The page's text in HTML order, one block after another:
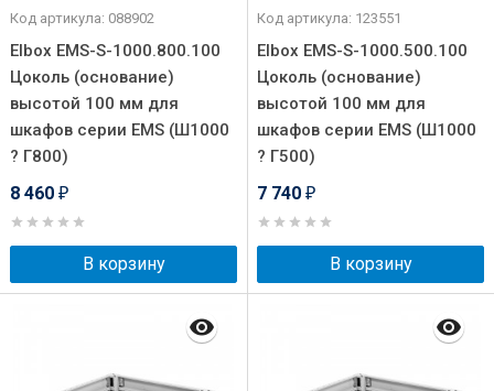
Код артикула: 088902
Elbox EMS-S-1000.800.100
Цоколь (основание)
высотой 100 мм для
шкафов серии EMS (Ш1000
? Г800)
8 460 ₽
В корзину
Код артикула: 123551
Elbox EMS-S-1000.500.100
Цоколь (основание)
высотой 100 мм для
шкафов серии EMS (Ш1000
? Г500)
7 740 ₽
В корзину